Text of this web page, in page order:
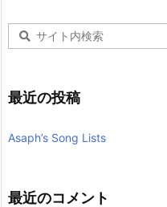
最近の投稿
Asaph’s Song Lists
最近のコメント